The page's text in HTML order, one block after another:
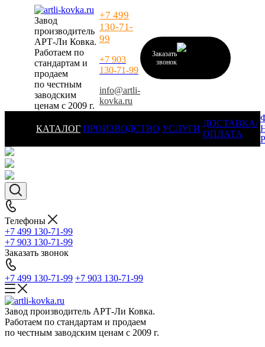
Завод
производитель
АРТ-Ли Ковка.
Работаем по
стандартам и
продаем
по честным
заводским
ценам с 2009 г.
+7 499
130-71-
99
+7 903
130-71-99
info@artli-
kovka.ru
Заказать
звонок
КАТАЛОГ ПРОИЗВОДСТВО УСЛУГИ
ДОСТАВКА/
ОПЛАТА
Телефоны
+7 499 130-71-99
+7 903 130-71-99
Заказать звонок
+7 499 130-71-99 +7 903 130-71-99
Завод производитель АРТ-Ли Ковка.
Работаем по стандартам и продаем
по честным заводским ценам с 2009 г.